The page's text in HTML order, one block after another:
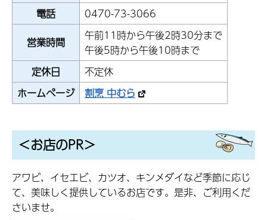
電話
0470-73-3066
営業時間
午前11時から午後2時30分まで
午後5時から午後10時まで
定休日
不定休
ホームページ
割烹 中むら
＜お店のPR＞
アワビ、イセエビ、カツオ、キンメダイなど季節に応じ
て、美味しく提供しているお店です。是非、ご利用くだ
さいませ。